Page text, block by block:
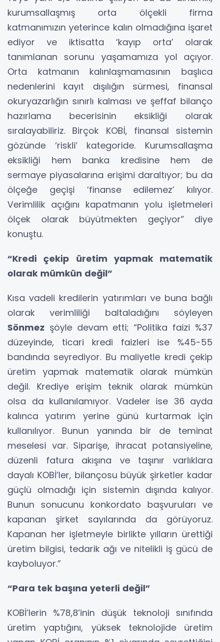
kurumsallaşmış orta ölçekli firma
katmanımızın yeterince kalın olmadığına işaret
ediyor ve iktisatta ‘kayıp orta’ olarak
tanımlanan sorunu yaşamamıza yol açıyor.
Orta katmanın kalınlaşmamasının başlıca
nedenlerini kayıt dışılığın sürmesi, finansal
okuryazarlığın sınırlı kalması ve şeffaf bilanço
hazırlama becerisinin eksikliği olarak
sıralayabiliriz. Birçok KOBİ, finansal sistemin
gözünde ‘riskli’ kategoride. Kurumsallaşma
eksikliği hem banka kredisine hem de
sermaye piyasalarına erişimi daraltıyor; bu da
ölçeğe geçişi ‘finanse edilemez’ kılıyor.
Verimlilik açığını kapatmanın yolu işletmeleri
ölçek olarak büyütmekten geçiyor” diye
konuştu.
“Kredi çekip üretim yapmak matematik
olarak mümkün değil”
Kısa vadeli kredilerin yatırımları ve buna bağlı
olarak verimliliği baltaladığını söyleyen
Sönmez şöyle devam etti; “Politika faizi %37
düzeyinde, ticari kredi faizleri ise %45-55
bandında seyrediyor. Bu maliyetle kredi çekip
üretim yapmak matematik olarak mümkün
değil. Krediye erişim teknik olarak mümkün
olsa da kullanılamıyor. Vadeler ise 36 ayda
kalınca yatırım yerine günü kurtarmak için
kullanılıyor. Bunun yanında bir de teminat
meselesi var. Siparişe, ihracat potansiyeline,
düzenli fatura akışına ve taşınır varlıklara
dayalı KOBİ’ler, bilançosu büyük şirketler kadar
güçlü olmadığı için sistemin dışında kalıyor.
Bunun sonucunu konkordato başvuruları ve
kapanan şirket sayılarında da görüyoruz.
Kapanan her işletmeyle birlikte yılların ürettiği
üretim bilgisi, tedarik ağı ve nitelikli iş gücü de
kayboluyor.”
“Para tek başına yeterli değil”
KOBİ’lerin %78,8’inin düşük teknoloji sınıfında
üretim yaptığını, yüksek teknolojide üretim